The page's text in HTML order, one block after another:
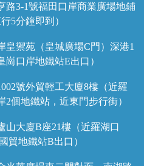
路3-1號福田口岸商業廣場地鋪
5分鐘即到）
皇禦苑（皇城廣場C門）深港1
口岸地鐵站E出口）
號外貿輕工大廈8樓（近羅
個地鐵站，近東門步行街）
山大廈B座21樓（近羅湖口
貿地鐵站B出口）